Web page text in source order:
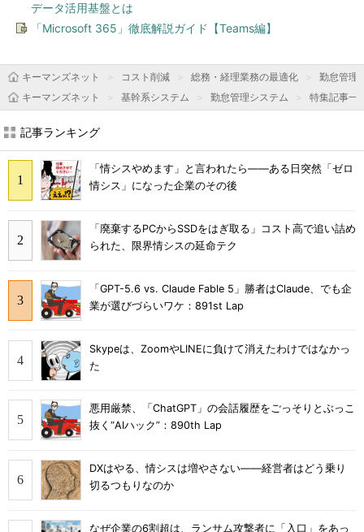
データ活用基盤とは
「Microsoft 365」徹底解説ガイド【Teams編】
キーマンズネット コスト削減 総務・経理業務の最適化
勤怠管理
キーマンズネット
基幹系システム 勤怠管理システム 特集記事一
記事ランキング
「情シスやめます」と言われたら――ある日突然「ゼロ
情シス」になった企業のその後
「廃棄するPCからSSDをはぎ取る」コスト高で追い詰め
られた、限界情シスの延命テク
「GPT-5.6 vs. Claude Fable 5」勝者はClaude、でも企
業が選びづらいワケ：891st Lap
Skypeは、ZoomやLINEに負けて消えたわけではなかっ
た
悪用厳禁、「ChatGPT」の会話履歴をごっそりとぶっこ
抜く“AIハック”：890th Lap
DXはやる、情シスは増やさない――経営者はどう乗り
切るつもりなのか
なぜ企業の6割超は、ランサム攻撃者に「入口」をあっ